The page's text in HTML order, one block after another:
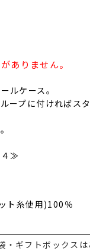
ありません。
ルケース。
ープに付ければス
≫
ト糸使用)100％
・ギフトボックスは